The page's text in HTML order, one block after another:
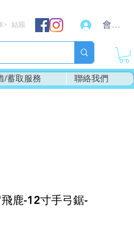
結賬 會員登入
/蓄取服務 聯絡我們
鹿-12寸手弓鋸-